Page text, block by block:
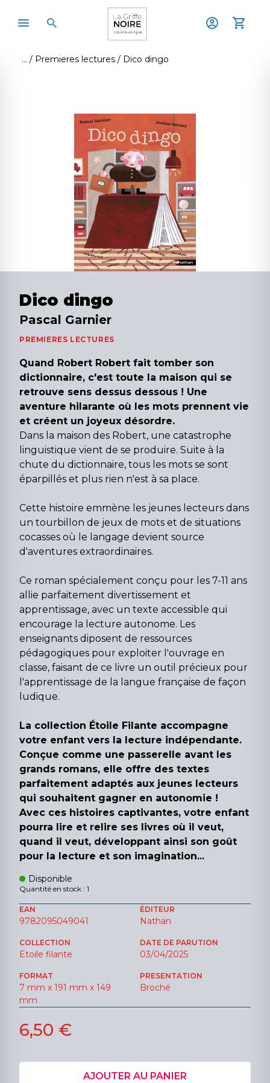
Premieres lectures Dico dingo
Dico dingo
Pascal Garnier
PREMIERES LECTURES
Quand Robert Robert fait tomber son
dictionnaire, c'est toute la maison qui se
retrouve sens dessus dessous ! Une
aventure hilarante où les mots prennent vie
et créent un joyeux désordre.
Dans la maison des Robert, une catastrophe
linguistique vient de se produire. Suite à la
chute du dictionnaire, tous les mots se sont
éparpillés et plus rien n'est à sa place.
Cette histoire emmène les jeunes lecteurs dans
un tourbillon de jeux de mots et de situations
cocasses où le langage devient source
d'aventures extraordinaires.
Ce roman spécialement conçu pour les 7-11 ans
allie parfaitement divertissement et
apprentissage, avec un texte accessible qui
encourage la lecture autonome. Les
enseignants diposent de ressources
pédagogiques pour exploiter l'ouvrage en
classe, faisant de ce livre un outil précieux pour
l'apprentissage de la langue française de façon
ludique.
La collection Étoile Filante accompagne
votre enfant vers la lecture indépendante.
Conçue comme une passerelle avant les
grands romans, elle offre des textes
parfaitement adaptés aux jeunes lecteurs
qui souhaitent gagner en autonomie !
Avec ces histoires captivantes, votre enfant
pourra lire et relire ses livres où il veut,
quand il veut, développant ainsi son goût
pour la lecture et son imagination...
Disponible
Quantité en stock : 1
EAN
9782095049041
ÉDITEUR
Nathan
COLLECTION
Etoile filante
DATE DE PARUTION
03/04/2025
FORMAT
7 mm x 191 mm x 149
mm
PRESENTATION
Broché
6,50 €
AJOUTER AU PANIER